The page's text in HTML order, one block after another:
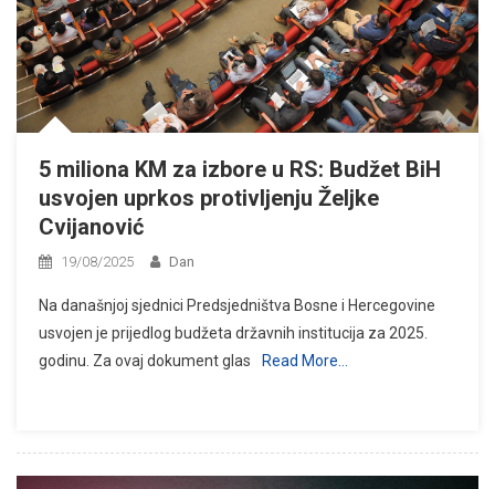
5 miliona KM za izbore u RS: Budžet BiH
usvojen uprkos protivljenju Željke
Cvijanović
19/08/2025 Dan
Na današnjoj sjednici Predsjedništva Bosne i Hercegovine
usvojen je prijedlog budžeta državnih institucija za 2025.
godinu. Za ovaj dokument glas
Read More…